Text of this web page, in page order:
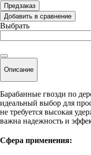
Предзаказ
Добавить в сравнение
Выбрать
Описание
Барабанные гвозди по
идеальный выбор для
не требуется высокая
важна надежность и
Сфера применения: